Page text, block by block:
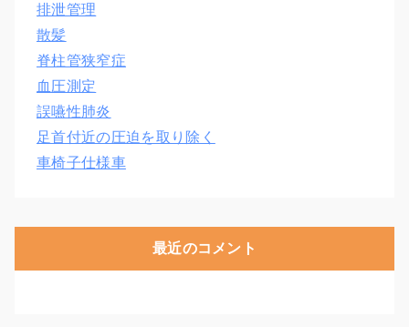
排泄管理
散髪
脊柱管狭窄症
血圧測定
誤嚥性肺炎
足首付近の圧迫を取り除く
車椅子仕様車
最近のコメント